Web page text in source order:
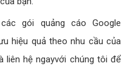
Cáo công ty